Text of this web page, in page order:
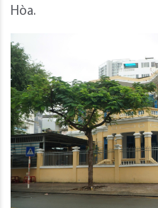
Hòa.